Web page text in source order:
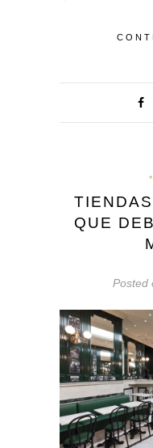
*
QUE
Posted